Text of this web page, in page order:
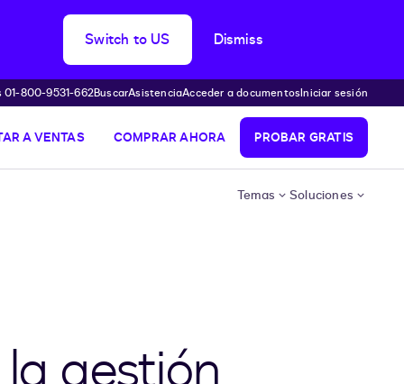
Switch to US Dismiss
01-800-9531-662BuscarAsistenciaAcceder a documentosIniciar sesión
A VENTAS COMPRAR AHORA PROBAR GRATIS
Temas Soluciones
gestión